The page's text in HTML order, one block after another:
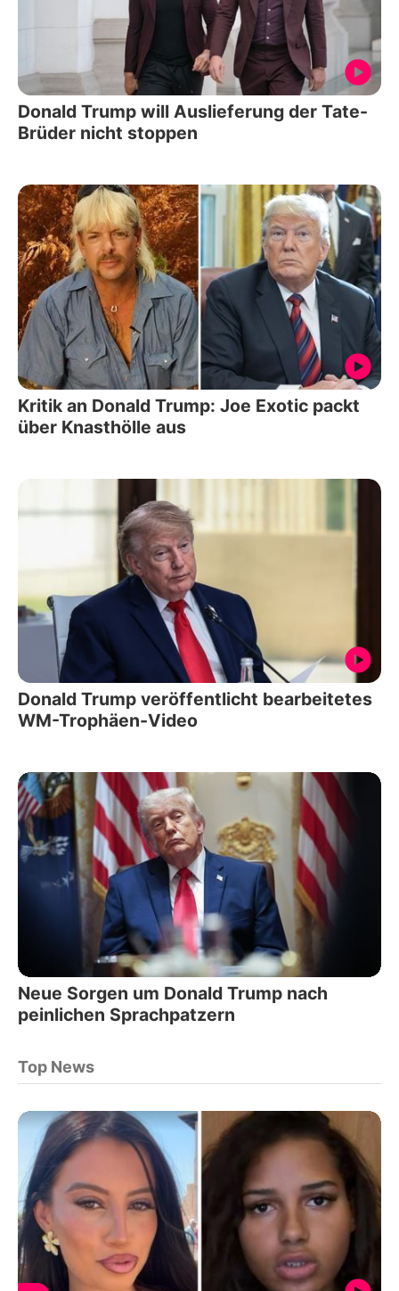
Donald Trump will Auslieferung der Tate-
Brüder nicht stoppen
Kritik an Donald Trump: Joe Exotic packt
über Knasthölle aus
Donald Trump veröffentlicht bearbeitetes
WM-Trophäen-Video
Neue Sorgen um Donald Trump nach
peinlichen Sprachpatzern
Top News